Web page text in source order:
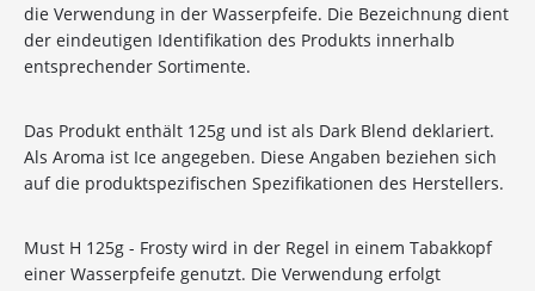
die Verwendung in der Wasserpfeife. Die Bezeichnung dient
der eindeutigen Identifikation des Produkts innerhalb
entsprechender Sortimente.
Das Produkt enthält 125g und ist als Dark Blend deklariert.
Als Aroma ist Ice angegeben. Diese Angaben beziehen sich
auf die produktspezifischen Spezifikationen des Herstellers.
Must H 125g - Frosty wird in der Regel in einem Tabakkopf
einer Wasserpfeife genutzt. Die Verwendung erfolgt